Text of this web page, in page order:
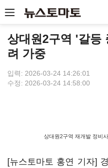
상대원2구역 '갈
려 가중
입력: 2026-03-24 14:26:01
수정: 2026-03-24 14:58:00
상대원2구역 재개발 정비
[뉴스토마토 홍연 기자]